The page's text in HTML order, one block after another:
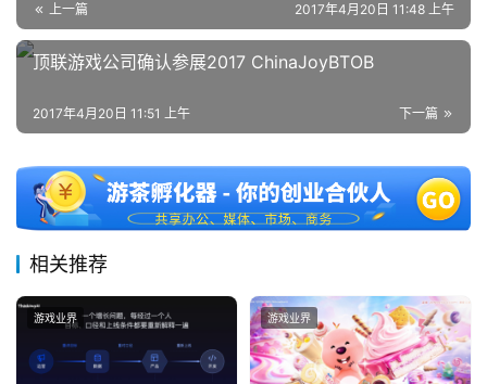
上一篇 2017年4月20日 11:48 上午
顶联游戏公司确认参展2017 ChinaJoyBTOB
下一篇
2017年4月20日 11:51 上午
相关推荐
游戏业界 游戏业界